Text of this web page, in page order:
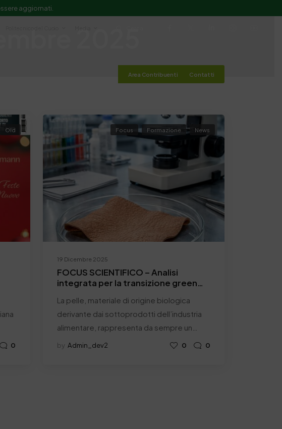
aggiornati.
Area Contribuenti Contatti
Old
0
19 Dicembre 2025
Focus Formazione News
FOCUS SCIENTIFICO – Analisi
integrata per la transizione green
superficiali, microstruttura e
contenuto di metalli.
La pelle, materiale di origine biologica
derivante dai sottoprodotti dell’industria
alimentare, rappresenta da sempre un…
by Admin_dev2 0 0